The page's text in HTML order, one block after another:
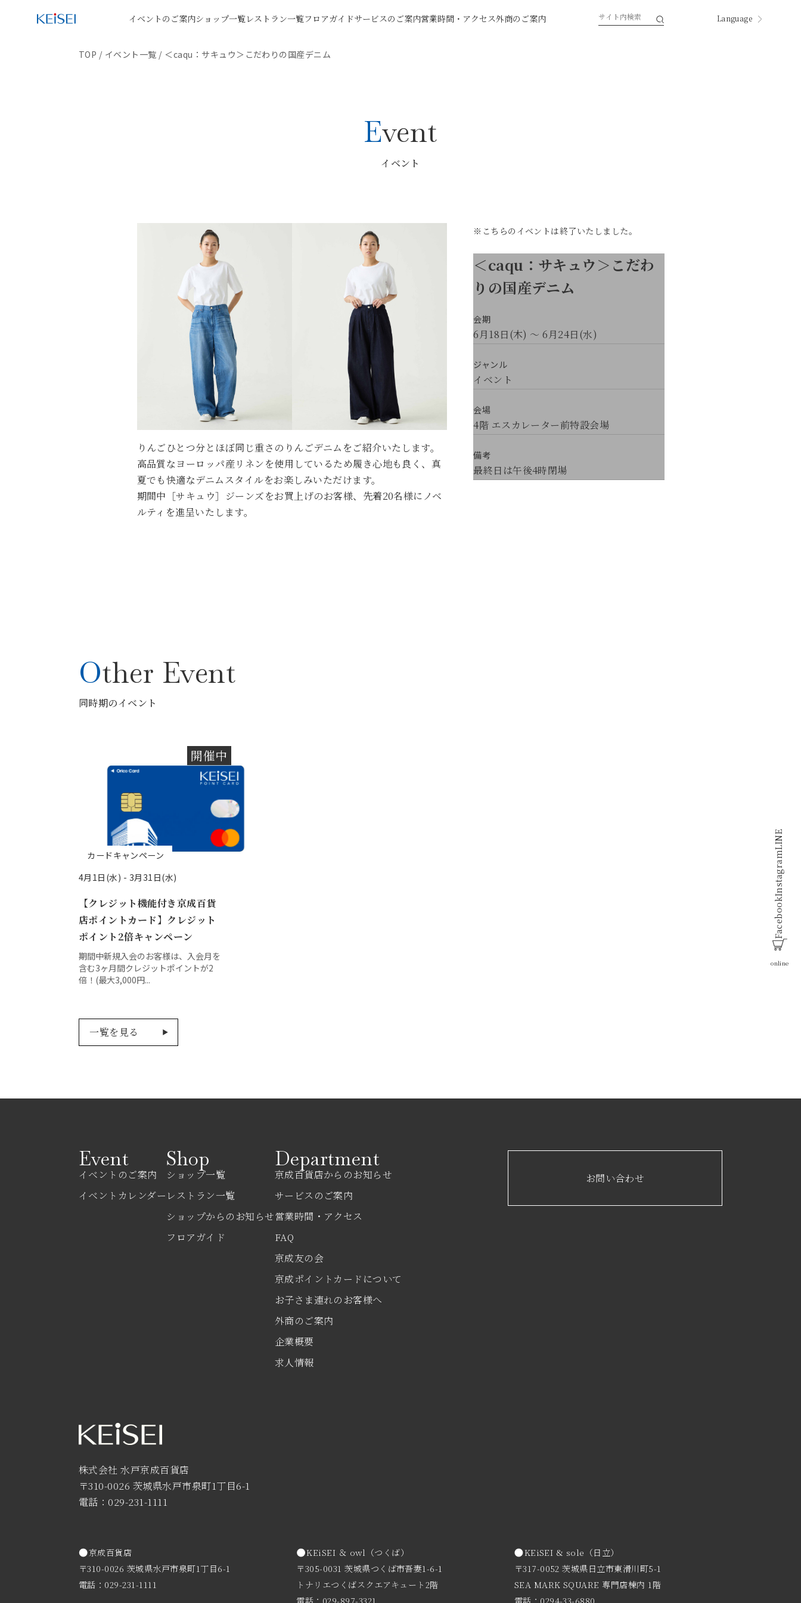
イベントのご案内ショップ一覧レストラン一覧フロアガイドサービスのご案内営業時間・アクセス外商のご案内 Language
LINE
Instagram
Facebook
online
TOP / イベント一覧 / ＜caqu：サキュウ＞こだわりの国産デニム
Event
イベント
りんごひとつ分とほぼ同じ重さのりんごデニムをご紹介いたします。
高品質なヨーロッパ産リネンを使用しているため履き心地も良く、真
夏でも快適なデニムスタイルをお楽しみいただけます。
期間中［サキュウ］ジーンズをお買上げのお客様、先着20名様にノベ
ルティを進呈いたします。
※こちらのイベントは終了いたしました。
＜caqu：サキュウ＞こだわ
りの国産デニム
会期
6月18日(木) ～ 6月24日(水)
ジャンル
イベント
会場
4階 エスカレーター前特設会場
備考
最終日は午後4時閉場
Other Event
同時期のイベント
開催中
カードキャンペーン
4月1日(水) - 3月31日(水)
【クレジット機能付き京成百貨
店ポイントカード】クレジット
ポイント2倍キャンペーン
期間中新規入会のお客様は、入会月を
含む3ヶ月間クレジットポイントが2
倍！(最大3,000円...
一覧を見る
Event
イベントのご案内
イベントカレンダー
Shop
ショップ一覧
レストラン一覧
ショップからのお知らせ
フロアガイド
Department
京成百貨店からのお知らせ
サービスのご案内
営業時間・アクセス
FAQ
京成友の会
京成ポイントカードについて
お子さま連れのお客様へ
外商のご案内
企業概要
求人情報
お問い合わせ
株式会社 水戸京成百貨店
〒310-0026 茨城県水戸市泉町1丁目6-1
電話：029-231-1111
京成百貨店
〒310-0026 茨城県水戸市泉町1丁目6-1
電話：029-231-1111
KEiSEI ＆ owl（つくば）
〒305-0031 茨城県つくば市吾妻1-6-1
トナリエつくばスクエアキュート2階
電話：029-897-3321
KEiSEI & sole（日立）
〒317-0052 茨城県日立市東滑川町5-1
SEA MARK SQUARE 専門店棟内 1階
電話：0294-33-6880